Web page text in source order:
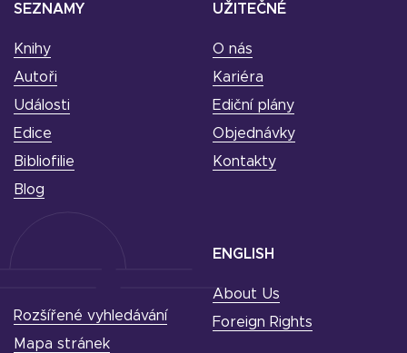
SEZNAMY
Knihy
Autoři
Události
Edice
Bibliofilie
Blog
UŽITEČNÉ
O nás
Kariéra
Ediční plány
Objednávky
Kontakty
ENGLISH
About Us
Foreign Rights
Rozšířené vyhledávání
Mapa stránek